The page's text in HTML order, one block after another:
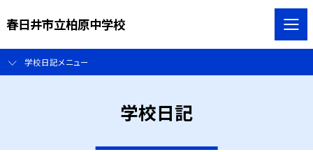
春日井市立柏原中学校
学校日記メニュー
学校日記